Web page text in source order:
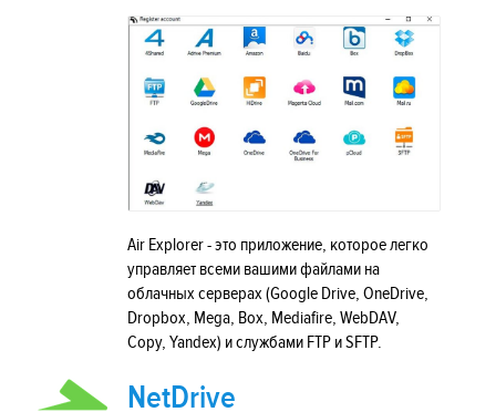
Air Explorer - это приложение, которое легко
управляет всеми вашими файлами на
облачных серверах (Google Drive, OneDrive,
Dropbox, Mega, Box, Mediafire, WebDAV,
Copy, Yandex) и службами FTP и SFTP.
NetDrive